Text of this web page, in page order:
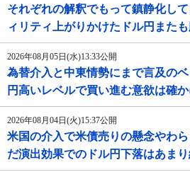
それぞれの解釈でもって鎮静化し
ィリティ上がりかけたドル円また
2026年08月05日(水)13:33公開
為替介入と中東情勢にまで言及の
円高いレベルで買い進む意欲は確
2026年08月04日(火)15:37公開
米国の介入で米債売りの懸念やわ
だ演出効果でのドル円下落はあま